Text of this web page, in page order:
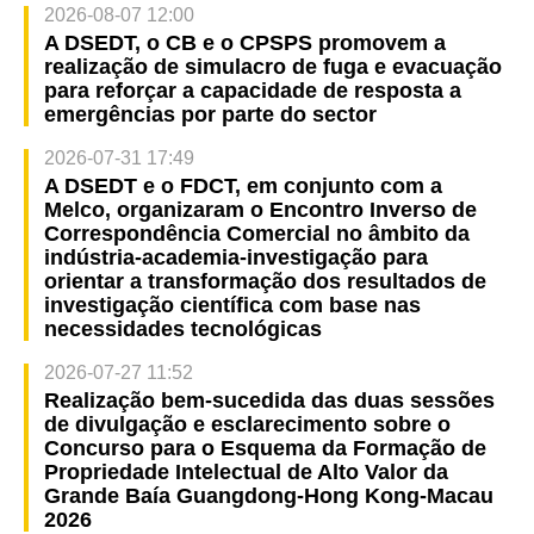
2026-08-07 12:00
A DSEDT, o CB e o CPSPS promovem a
realização de simulacro de fuga e evacuação
para reforçar a capacidade de resposta a
emergências por parte do sector
2026-07-31 17:49
A DSEDT e o FDCT, em conjunto com a
Melco, organizaram o Encontro Inverso de
Correspondência Comercial no âmbito da
indústria-academia-investigação para
orientar a transformação dos resultados de
investigação científica com base nas
necessidades tecnológicas
2026-07-27 11:52
Realização bem-sucedida das duas sessões
de divulgação e esclarecimento sobre o
Concurso para o Esquema da Formação de
Propriedade Intelectual de Alto Valor da
Grande Baía Guangdong-Hong Kong-Macau
2026